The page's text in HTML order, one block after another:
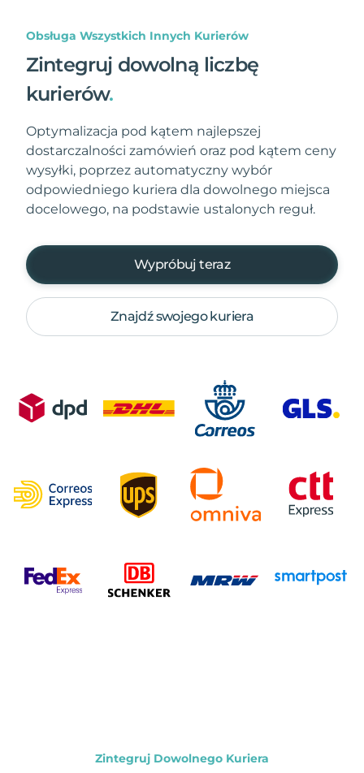
Obsługa Wszystkich Innych Kurierów
Zintegruj dowolną liczbę
kurierów.
Optymalizacja pod kątem najlepszej
dostarczalności zamówień oraz pod kątem ceny
wysyłki, poprzez automatyczny wybór
odpowiedniego kuriera dla dowolnego miejsca
docelowego, na podstawie ustalonych reguł.
Wypróbuj teraz
Znajdź swojego kuriera
Zintegruj Dowolnego Kuriera